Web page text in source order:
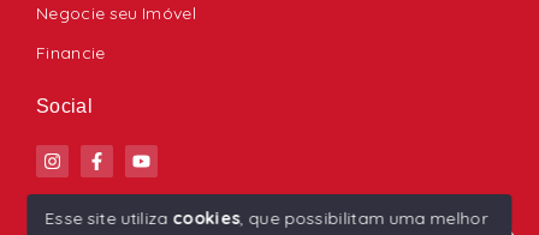
Negocie seu Imóvel
Financie
Social
Esse site utiliza cookies, que possibilitam uma melhor